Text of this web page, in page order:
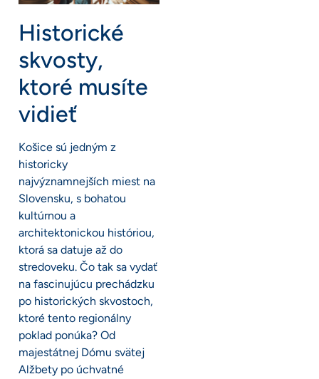
Historické
skvosty,
ktoré musíte
vidieť
Košice sú jedným z
historicky
najvýznamnejších miest na
Slovensku, s bohatou
kultúrnou a
architektonickou históriou,
ktorá sa datuje až do
stredoveku. Čo tak sa vydať
na fascinujúcu prechádzku
po historických skvostoch,
ktoré tento regionálny
poklad ponúka? Od
majestátnej Dómu svätej
Alžbety po úchvatné